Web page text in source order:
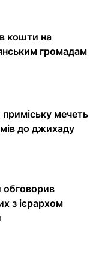
кошти на
громадам
приміську мечеть
до джихаду
обговорив
з ієрархом